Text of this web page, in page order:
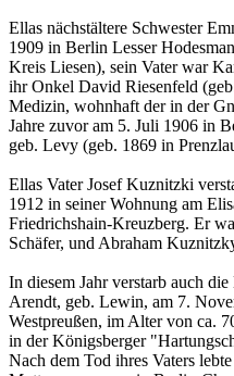
Ellas nächstältere Schwester
1909 in Berlin Lesser
Kreis Liesen), sein Vater war
ihr Onkel David Riesenfeld
Medizin, wohnhaft der in der
Jahre zuvor am 5. Juli 1906 in
geb. Levy (geb. 1869 in
Ellas Vater Josef Kuznitzki
1912 in seiner Wohnung am
Friedrichshain-Kreuzberg. Er
Schäfer, und Abraham
In diesem Jahr verstarb auch
Arendt, geb. Lewin, am 7.
Westpreußen, im Alter von ca.
in der Königsberger
Nach dem Tod ihres Vaters